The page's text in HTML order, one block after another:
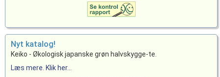
Nyt katalog!
Keiko - Økologisk japanske grøn halvskygge-te.
Læs mere. Klik her...